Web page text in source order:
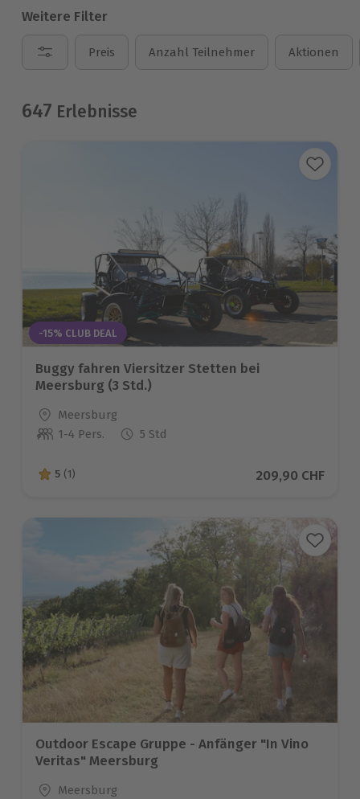
Weitere Filter
Preis Anzahl Teilnehmer Aktionen
647 Erlebnisse
-15% CLUB DEAL
Buggy fahren Viersitzer Stetten bei
Meersburg (3 Std.)
Standort
Meersburg
Anzahl der Teilnehmer
1-4 Pers. 5 Std
5 von 5 Sternen basierend auf 1 Bewertungen
5 (1) Aktueller Preis
209,90 CHF
Outdoor Escape Gruppe - Anfänger "In Vino
Veritas" Meersburg
Standort
Meersburg